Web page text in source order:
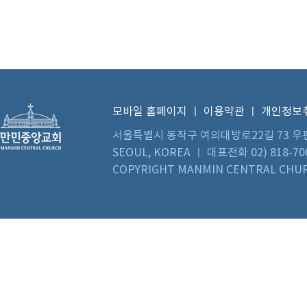
모바일 홈페이지 이용약관
개인정보
서울특별시 동작구 여의대방로22길 73
SEOUL, KOREA ㅣ 대표전화 02) 818-
COPYRIGHT MANMIN CENTRAL